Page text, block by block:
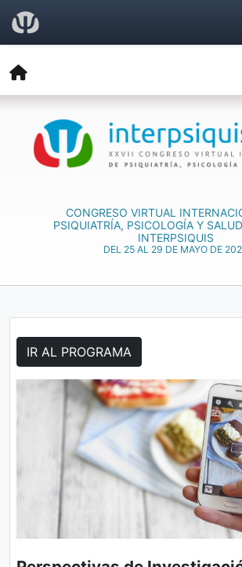
CONGRESO VIRTUAL
PSIQUIATRÍA, PSICOLOGÍA Y
INTERPSIQUIS
DEL 25 AL 29 DE MAYO DE
IR AL PROGRAMA